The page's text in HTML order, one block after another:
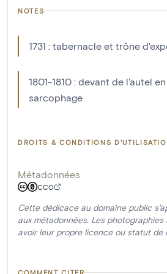
NOTES
1731 : tabernacle et trône
1801-1810 : devant de l'autel
sarcophage
DROITS & CONDITIONS
Métadonnées
CC0
Cette dédicace au domaine public
aux métadonnées. Les
avoir leur propre licence ou statut de
COMMENT CITER